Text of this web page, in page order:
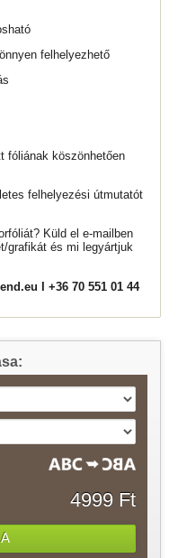
felhelyezhető
fóliának köszönhetően
felhelyezési útmutatót
Küld el e-mailben
grafikát és mi legyártjuk
I +36 70 551 01 44
4999 Ft